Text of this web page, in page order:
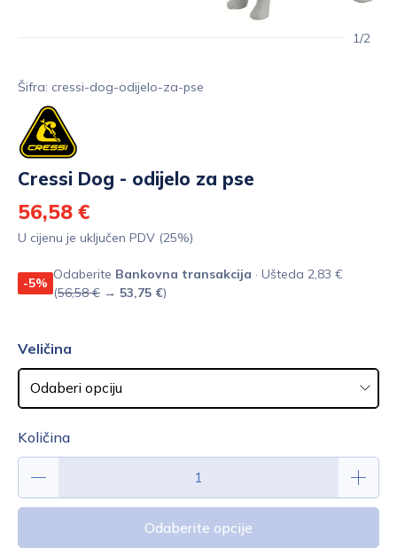
1/2
Šifra: cressi-dog-odijelo-za-pse
Cressi Dog - odijelo za pse
56,58 €
U cijenu je uključen PDV (25%)
-5%
Odaberite Bankovna transakcija · Ušteda 2,83 €
(56,58 € → 53,75 €)
Veličina
Količina
Odaberite opcije